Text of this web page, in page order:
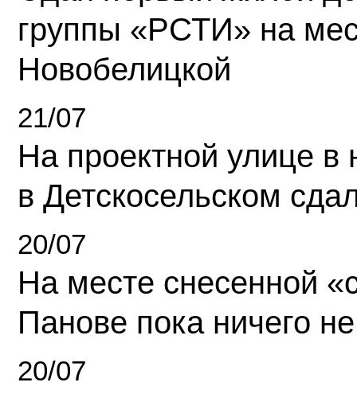
группы «РСТИ» на
Новобелицкой
21/07
На проектной улице
в Детскосельском
20/07
На месте снесенной
Панове пока ничего
20/07